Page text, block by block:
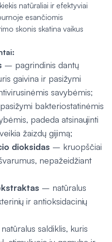
natūraliai ir efektyviai
esančiomis
skonis skatina vaikus
– pagrindinis dantų
gaivina ir pasižymi
savybėmis;
bakteriostatinėmis
padeda atsinaujinti
žaizdų gijimą;
dioksidas – kruopščiai
nepažeidžiant
– natūralus
ir antioksidacinių
saldiklis, kuris